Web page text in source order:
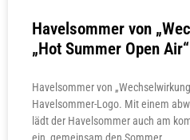
Havelsommer von
„Hot Summer Open Air“
Havelsommer von
Havelsommer-Logo. Mit einem
lädt der Havelsommer auch am